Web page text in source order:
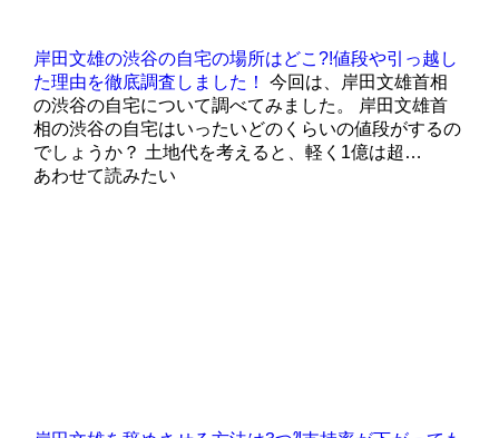
岸田文雄の渋谷の自宅の場所はどこ?!値段や引っ越し
た理由を徹底調査しました！
今回は、岸田文雄首相
の渋谷の自宅について調べてみました。 岸田文雄首
相の渋谷の自宅はいったいどのくらいの値段がするの
でしょうか？ 土地代を考えると、軽く1億は超…
あわせて読みたい